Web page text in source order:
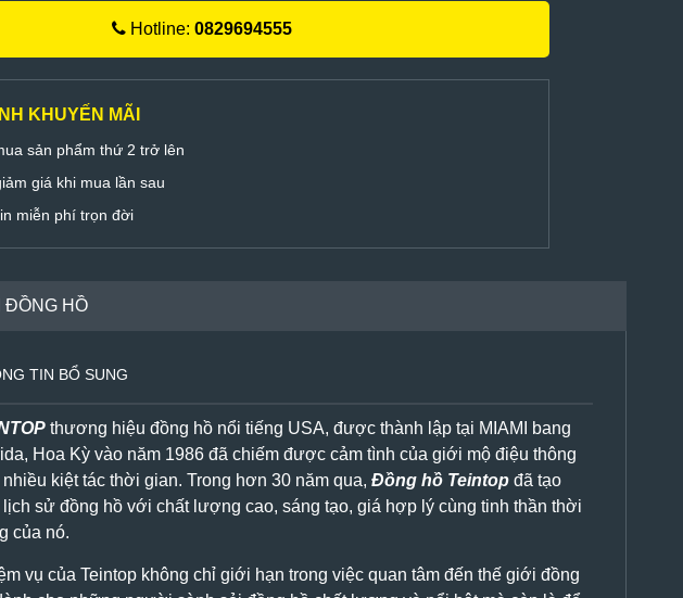
Hotline: 0829694555
KHUYẾN MÃI
sản phẩm thứ 2 trở lên
giá khi mua lần sau
miễn phí trọn đời
ĐỒNG HỒ
TIN BỔ SUNG
thương hiệu đồng hồ nổi tiếng USA, được thành lập tại MIAMI bang
Hoa Kỳ vào năm 1986 đã chiếm được cảm tình của giới mộ điệu thông
kiệt tác thời gian. Trong hơn 30 năm qua, Đồng hồ Teintop đã tạo
lịch sử đồng hồ với chất lượng cao, sáng tạo, giá hợp lý cùng tinh thần thời
của nó.
vụ của Teintop không chỉ giới hạn trong việc quan tâm đến thế giới đồng